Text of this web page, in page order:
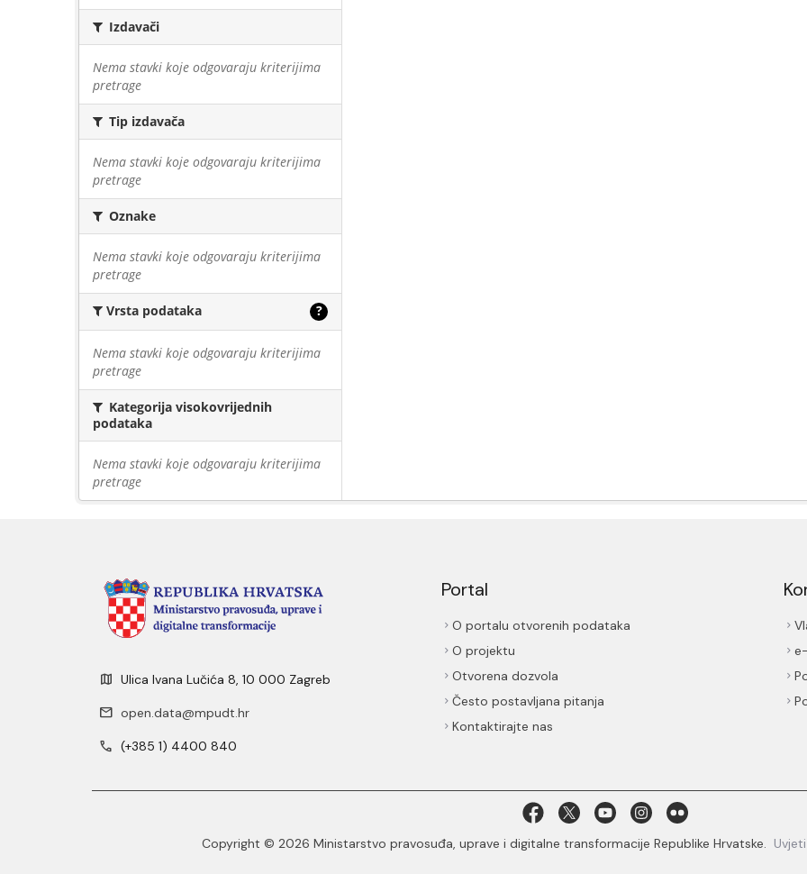
Izdavači
Nema stavki koje odgovaraju kriterijima
pretrage
Tip izdavača
Nema stavki koje odgovaraju kriterijima
pretrage
Oznake
Nema stavki koje odgovaraju kriterijima
pretrage
Vrsta podataka ?
Nema stavki koje odgovaraju kriterijima
pretrage
Kategorija visokovrijednih
podataka
Nema stavki koje odgovaraju kriterijima
pretrage